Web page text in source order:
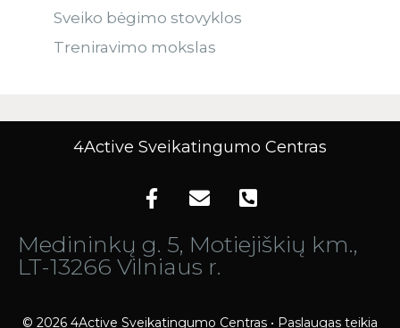
Sveiko bėgimo stovyklos
Treniravimo mokslas
4Active Sveikatingumo Centras
Medininkų g. 5, Motiejiškių km.,
LT-13266 Vilniaus r.
© 2026 4Active Sveikatingumo Centras • Paslaugas teikia